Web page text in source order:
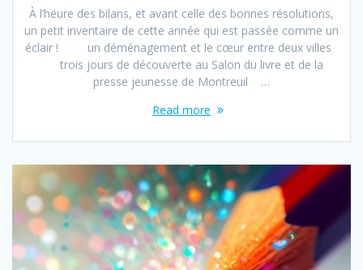
À l’heure des bilans, et avant celle des bonnes résolutions,
un petit inventaire de cette année qui est passée comme un
éclair ! un déménagement et le cœur entre deux villes
trois jours de découverte au Salon du livre et de la
presse jeunesse de Montreuil …
Read more